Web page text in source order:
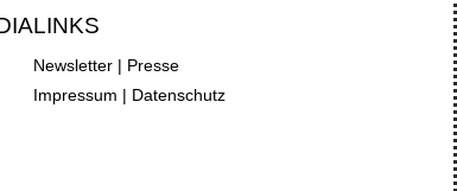
LINKS
Newsletter | Presse
Impressum | Datenschutz